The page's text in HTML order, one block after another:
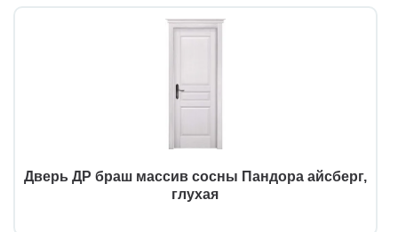
Дверь ДР браш массив сосны Пандора айсберг,
глухая